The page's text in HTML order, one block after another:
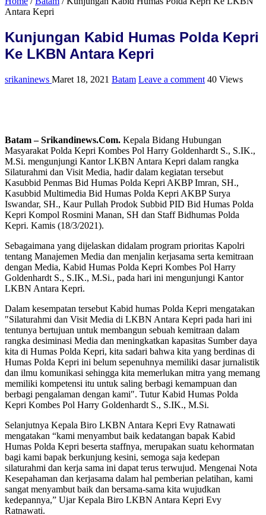
Antara Kepri
Kunjungan Kabid Humas Polda Kepri
Ke LKBN Antara Kepri
srikaninews Maret 18, 2021 Batam Leave a comment 40 Views
Batam – Srikandinews.Com. Kepala Bidang Hubungan
Masyarakat Polda Kepri Kombes Pol Harry Goldenhardt S., S.IK.,
M.Si. mengunjungi Kantor LKBN Antara Kepri dalam rangka
Silaturahmi dan Visit Media, hadir dalam kegiatan tersebut
Kasubbid Penmas Bid Humas Polda Kepri AKBP Imran, SH.,
Kasubbid Multimedia Bid Humas Polda Kepri AKBP Surya
Iswandar, SH., Kaur Pullah Prodok Subbid PID Bid Humas Polda
Kepri Kompol Rosmini Manan, SH dan Staff Bidhumas Polda
Kepri. Kamis (18/3/2021).
Sebagaimana yang dijelaskan didalam program prioritas Kapolri
tentang Manajemen Media dan menjalin kerjasama serta kemitraan
dengan Media, Kabid Humas Polda Kepri Kombes Pol Harry
Goldenhardt S., S.IK., M.Si., pada hari ini mengunjungi Kantor
LKBN Antara Kepri.
Dalam kesempatan tersebut Kabid humas Polda Kepri mengatakan
″Silaturahmi dan Visit Media di LKBN Antara Kepri pada hari ini
tentunya bertujuan untuk membangun sebuah kemitraan dalam
rangka desiminasi Media dan meningkatkan kapasitas Sumber daya
kita di Humas Polda Kepri, kita sadari bahwa kita yang berdinas di
Humas Polda Kepri ini belum sepenuhnya memiliki dasar jurnalistik
dan ilmu komunikasi sehingga kita memerlukan mitra yang memang
memiliki kompetensi itu untuk saling berbagi kemampuan dan
berbagi pengalaman dengan kami″. Tutur Kabid Humas Polda
Kepri Kombes Pol Harry Goldenhardt S., S.IK., M.Si.
Selanjutnya Kepala Biro LKBN Antara Kepri Evy Ratnawati
mengatakan “kami menyambut baik kedatangan bapak Kabid
Humas Polda Kepri beserta staffnya, merupakan suatu kehormatan
bagi kami bapak berkunjung kesini, semoga saja kedepan
silaturahmi dan kerja sama ini dapat terus terwujud. Mengenai Nota
Kesepahaman dan kerjasama dalam hal pemberian pelatihan, kami
sangat menyambut baik dan bersama-sama kita wujudkan
kedepannya,” Ujar Kepala Biro LKBN Antara Kepri Evy
Ratnawati.